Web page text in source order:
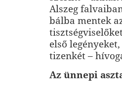
Alszeg
bálba mentek
első
tizenkét –
Az ünnepi